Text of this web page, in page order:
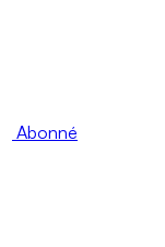
Abonné